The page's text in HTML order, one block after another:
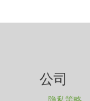
公司